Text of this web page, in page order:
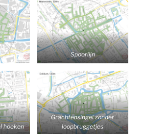
Spoorlijn
hoeken
Grachtensingel zonder
loopbruggetjes